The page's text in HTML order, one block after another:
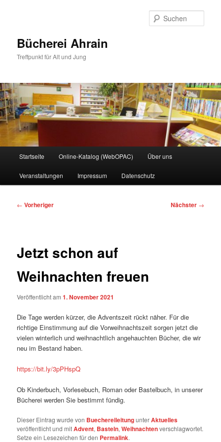
Bücherei Ahrain
Treffpunkt für Alt und Jung
Startseite Online-Katalog (WebOPAC) Über uns
Veranstaltungen Impressum Datenschutz
Beitragsnavigation
← Vorheriger Nächster →
Jetzt schon auf
Weihnachten freuen
Veröffentlicht am1. November 2021
Die Tage werden kürzer, die Adventszeit rückt näher. Für die
richtige Einstimmung auf die Vorweihnachtszeit sorgen jetzt die
vielen winterlich und weihnachtlich angehauchten Bücher, die wir
neu im Bestand haben.
https://bit.ly/3pPHspQ
Ob Kinderbuch, Vorlesebuch, Roman oder Bastelbuch, in unserer
Bücherei werden Sie bestimmt fündig.
Dieser Eintrag wurde von BuechereileitungunterAktuelles
veröffentlicht und mitAdvent, Basteln,Weihnachtenverschlagwortet.
Setze ein Lesezeichen für den Permalink.